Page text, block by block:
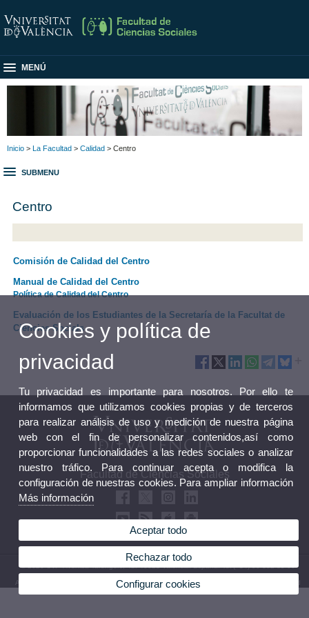
MENÚ
Inicio > La Facultad > Calidad > Centro
SUBMENU
Centro
Comisión de Calidad del Centro
Manual de Calidad del Centro
Política de Calidad del Centro
Evaluación de los Estudiantes de la Secretaría de la Facultat de
Ciències Socials
Facultad de Ciencias Sociales
© 2026 UV. - Avenida Tarongers, 4b. 46021 Valencia. España. Tel (+34) 96 382 85 00
Aviso legal Política privacidad|Cookies|Transparencia Buzón Facultad
Cookies y política de
privacidad
Tu privacidad es importante para nosotros. Por ello te
informamos que utilizamos cookies propias y de terceros
para realizar análisis de uso y medición de nuestra página
web con el fin de personalizar contenidos,así como
proporcionar funcionalidades a las redes sociales o analizar
nuestro tráfico. Para continuar acepta o modifica la
configuración de nuestras cookies. Para ampliar información
Más información
Aceptar todo
Rechazar todo
Configurar cookies